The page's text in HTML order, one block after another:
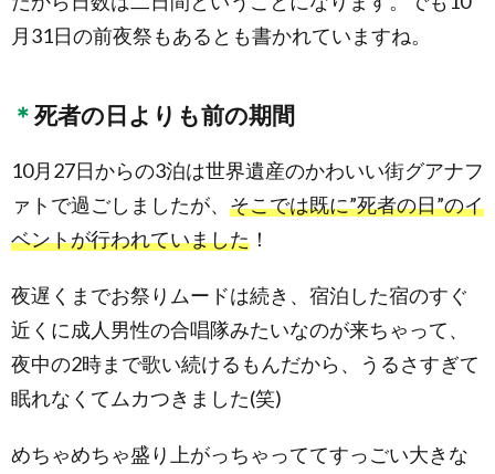
月31日の前夜祭もあるとも書かれていますね。
死者の日よりも前の期間
10月27日からの3泊は世界遺産のかわいい街グアナフ
ァトで過ごしましたが、 そこでは既に”死者の日”のイ
ベントが行われていました ！
夜遅くまでお祭りムードは続き、宿泊した宿のすぐ
近くに成人男性の合唱隊みたいなのが来ちゃって、
夜中の2時まで歌い続けるもんだから、うるさすぎて
眠れなくてムカつきました(笑)
めちゃめちゃ盛り上がっちゃっててすっごい大きな